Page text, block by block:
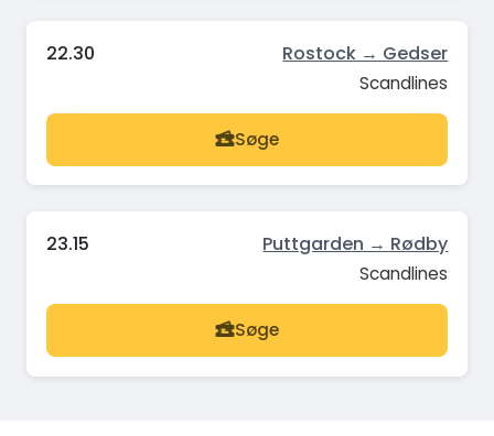
22.30 Rostock → Gedser
Scandlines
Søge
23.15 Puttgarden → Rødby
Scandlines
Søge